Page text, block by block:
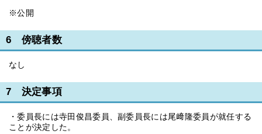
※公開
6 傍聴者数
なし
7 決定事項
・委員長には寺田俊昌委員、副委員長には尾﨑隆委員が就任する
ことが決定した。